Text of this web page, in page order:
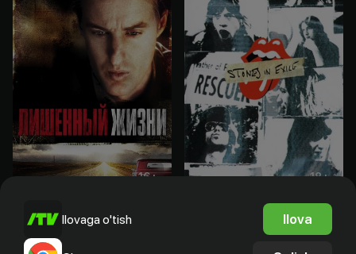
16+
Лишенный жизни
Obuna
18+
«Роллинг Стоунз» в изгнании
Ilovaga o'tish Ilova